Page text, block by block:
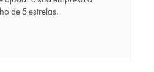
de 5 estrelas.